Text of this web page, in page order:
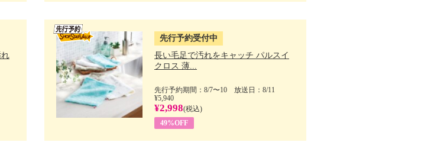
先行予約受付中
長い毛足で汚れをキャッチ パルスイ
クロス 薄...
先行予約期間：8/7〜10 放送日：8/11
¥5,940
¥2,998(税込)
49%OFF